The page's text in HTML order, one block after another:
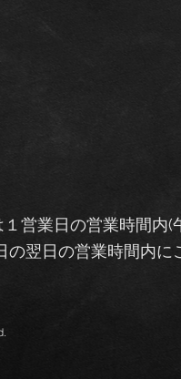
１営業日の営業時間
の翌日の営業時間内